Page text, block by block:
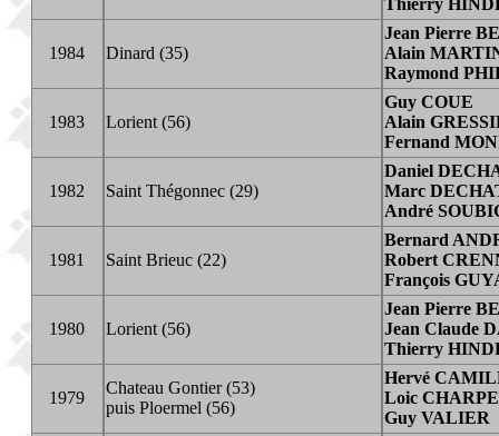
Thierry
1984 Dinard (35)
Jean Pierre
Alain
Raymond
1983 Lorient (56)
Guy COUE
Alain
Fernand
1982 Saint Thégonnec (29)
Daniel
Marc
André
1981 Saint Brieuc (22)
Bernard
Robert
François
1980 Lorient (56)
Jean Pierre
Jean Claude
Thierry
1979
Chateau Gontier (53)
puis Ploermel (56)
Hervé
Loic
Guy VALIER